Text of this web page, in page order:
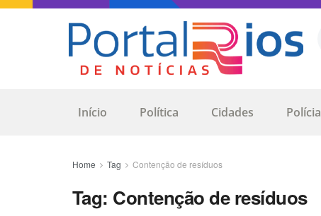
Início Política Cidades Polícia
Home Tag Contenção de resíduos
Tag: Contenção de resíduos